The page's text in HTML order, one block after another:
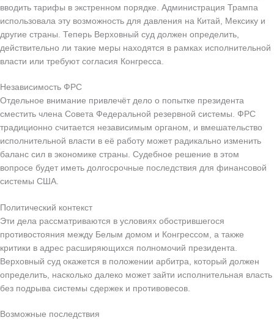
вводить тарифы в экстренном порядке. Администрация Трампа
использовала эту возможность для давления на Китай, Мексику и
другие страны. Теперь Верховный суд должен определить,
действительно ли такие меры находятся в рамках исполнительной
власти или требуют согласия Конгресса.
Независимость ФРС
Отдельное внимание привлечёт дело о попытке президента
сместить члена Совета Федеральной резервной системы. ФРС
традиционно считается независимым органом, и вмешательство
исполнительной власти в её работу может радикально изменить
баланс сил в экономике страны. Судебное решение в этом
вопросе будет иметь долгосрочные последствия для финансовой
системы США.
Политический контекст
Эти дела рассматриваются в условиях обострившегося
противостояния между Белым домом и Конгрессом, а также
критики в адрес расширяющихся полномочий президента.
Верховный суд окажется в положении арбитра, который должен
определить, насколько далеко может зайти исполнительная власть
без подрыва системы сдержек и противовесов.
Возможные последствия